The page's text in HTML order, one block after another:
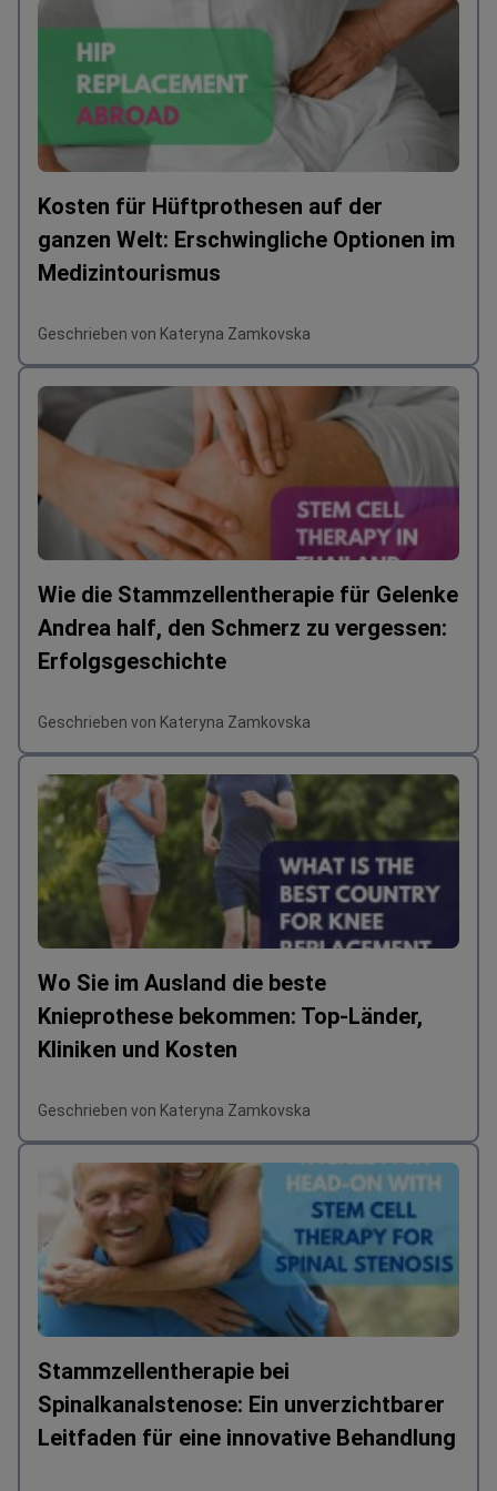
Kosten für Hüftprothesen auf der
ganzen Welt: Erschwingliche Optionen im
Medizintourismus
Geschrieben von Kateryna Zamkovska
Wie die Stammzellentherapie für Gelenke
Andrea half, den Schmerz zu vergessen:
Erfolgsgeschichte
Geschrieben von Kateryna Zamkovska
Wo Sie im Ausland die beste
Knieprothese bekommen: Top-Länder,
Kliniken und Kosten
Geschrieben von Kateryna Zamkovska
Stammzellentherapie bei
Spinalkanalstenose: Ein unverzichtbarer
Leitfaden für eine innovative Behandlung